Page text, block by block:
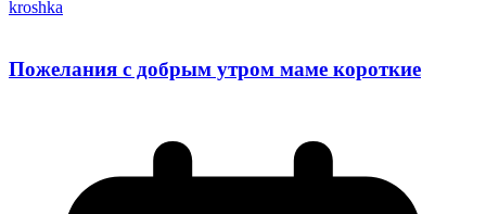
kroshka
Пожелания с добрым утром маме короткие